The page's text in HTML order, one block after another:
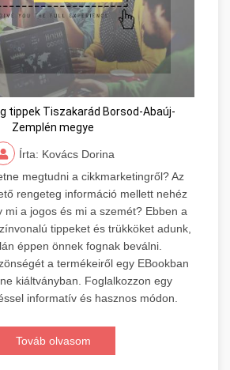
tippek Tiszakarád Borsod-Abaúj-
Zemplén megye
Írta: Kovács Dorina
megtudni a cikkmarketingről? Az
rengeteg információ mellett nehéz
mi a jogos és mi a szemét? Ebben a
tippeket és trükköket adunk,
éppen önnek fognak beválni.
a termékeiről egy EBookban
kiáltványban. Foglalkozzon egy
informatív és hasznos módon.
Továb olvasom